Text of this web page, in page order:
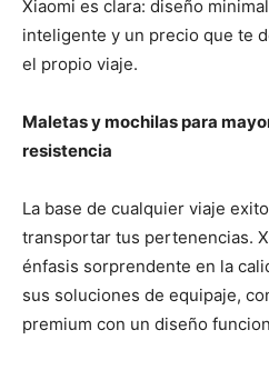
Xiaomi es clara: diseño
inteligente y un precio que te
el propio viaje.
Maletas y mochilas para
resistencia
La base de cualquier viaje
transportar tus pertenencias.
énfasis sorprendente en la
sus soluciones de equipaje,
premium con un diseño